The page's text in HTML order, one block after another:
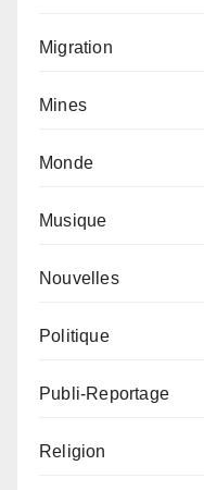
Migration
Mines
Monde
Musique
Nouvelles
Politique
Publi-Reportage
Religion